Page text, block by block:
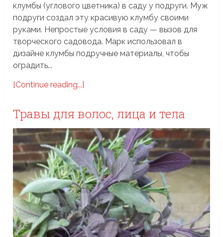
клумбы (углового цветника) в саду у подруги. Муж
подруги создал эту красивую клумбу своими
руками. Непростые условия в саду — вызов для
творческого садовода. Марк использовал в
дизайне клумбы подручные материалы, чтобы
оградить...
[Continue reading...]
Травы для волос, лица и тела